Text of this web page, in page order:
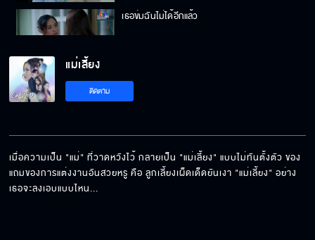
เธอข่มฉันไม่ได้อีกแล้ว
ทั้งหมดเป็นการแต่งงานปลอม
แม่เลี้ยง
ติดตาม
เมื่อความเป็น "แม่" ที่วาดหวังไว้ กลายเป็น "แม่เลี้ยง" แบบไม่ทันตั้งตัว ของ
แถมของการแต่งงานอันสวยหรู คือ ลูกเลี้ยงเผ็ดเด็ดยันเงา "แม่เลี้ยง" อย่าง
เธอจะลงเอบแบบไหน...